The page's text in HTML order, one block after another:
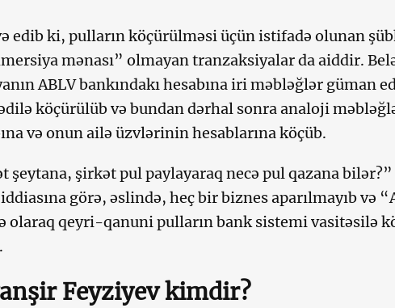
edib ki, pulların köçürülməsi üçün istifadə olunan
mənası” olmayan tranzaksiyalar da aiddir.
ABLV bankındakı hesabına iri məbləğlər güman
köçürülüb və bundan dərhal sonra analoji
və onun ailə üzvlərinin hesablarına köçüb.
şeytana, şirkət pul paylayaraq necə pul qazana
görə, əslində, heç bir biznes aparılmayıb və
olaraq qeyri-qanuni pulların bank sistemi vasitəsilə
Feyziyev kimdir?